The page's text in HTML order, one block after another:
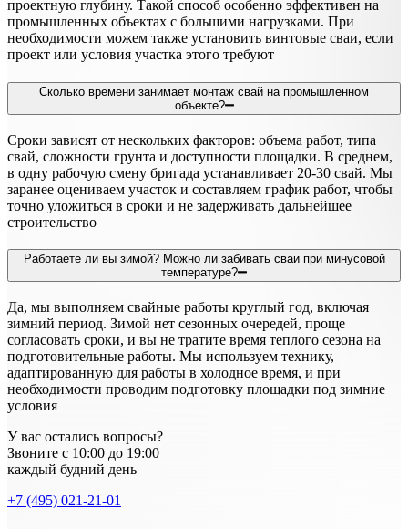
проектную глубину. Такой способ особенно эффективен на
промышленных объектах с большими нагрузками. При
необходимости можем также установить винтовые сваи, если
проект или условия участка этого требуют
Сколько времени занимает монтаж свай на промышленном
объекте?
Сроки зависят от нескольких факторов: объема работ, типа
свай, сложности грунта и доступности площадки. В среднем,
в одну рабочую смену бригада устанавливает 20-30 свай. Мы
заранее оцениваем участок и составляем график работ, чтобы
точно уложиться в сроки и не задерживать дальнейшее
строительство
Работаете ли вы зимой? Можно ли забивать сваи при минусовой
температуре?
Да, мы выполняем свайные работы круглый год, включая
зимний период. Зимой нет сезонных очередей, проще
согласовать сроки, и вы не тратите время теплого сезона на
подготовительные работы. Мы используем технику,
адаптированную для работы в холодное время, и при
необходимости проводим подготовку площадки под зимние
условия
У вас остались вопросы?
Звоните с 10:00 до 19:00
каждый будний день
+7 (495) 021-21-01